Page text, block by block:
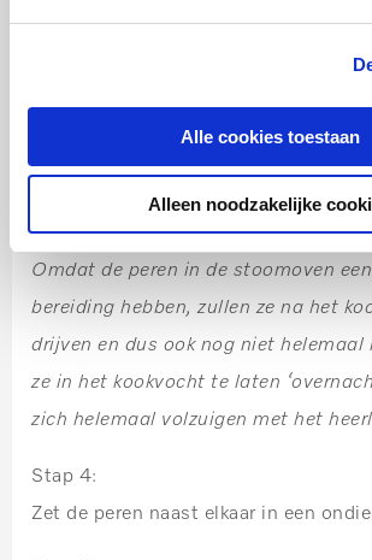
Alle cookies toestaan
Alleen noodzakelijke
Hetelucht Plus 100 °C
Tijdsduur 60 minuten
Omdat de peren in de stoomoven
bereiding hebben, zullen ze na het
drijven en dus ook nog niet helemaal
ze in het kookvocht te laten
zich helemaal volzuigen met het
Stap 4:
Zet de peren naast elkaar in een